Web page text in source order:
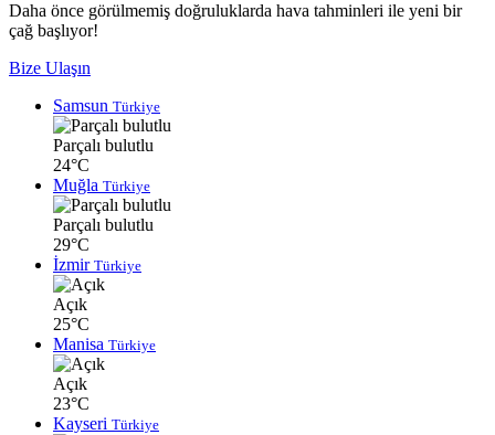
Daha önce görülmemiş doğruluklarda hava tahminleri ile yeni bir
çağ başlıyor!
Bize Ulaşın
Samsun Türkiye
Parçalı bulutlu
24°C
Muğla Türkiye
Parçalı bulutlu
29°C
İzmir Türkiye
Açık
25°C
Manisa Türkiye
Açık
23°C
Kayseri Türkiye